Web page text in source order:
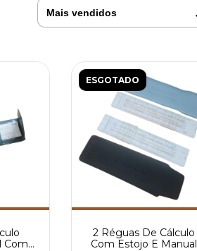
Com
ESGOTADO
2 Réguas De Cálculo
Com Estojo E Manual